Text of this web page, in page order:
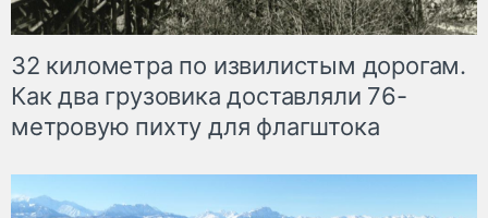
32 километра по извилистым дорогам.
Как два грузовика доставляли 76-
метровую пихту для флагштока